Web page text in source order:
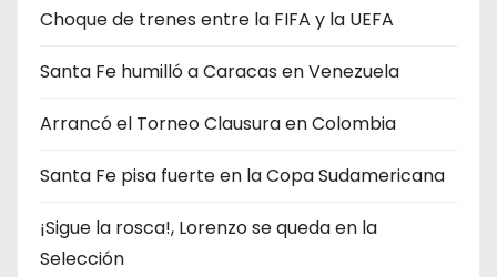
r
a
Choque de trenes entre la FIFA y la UEFA
Santa Fe humilló a Caracas en Venezuela
Arrancó el Torneo Clausura en Colombia
Santa Fe pisa fuerte en la Copa Sudamericana
¡Sigue la rosca!, Lorenzo se queda en la
Selección